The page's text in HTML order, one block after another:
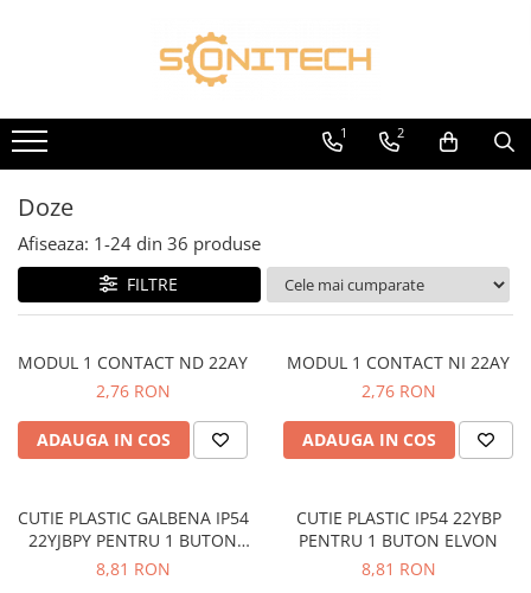
Toate Produsele
FOTOVOLTAICE
Acumulatori
ATS / Comutatoare Transfer
Cabluri
Componente electrice
Invertoare
Sisteme de montaj
Sisteme de prindere
Montaj
Busbar Șine Conexiuni
Cabluri și accesorii
1 2
Doze
Afiseaza: 1-24 din 36 produse
FILTRE
MODUL 1 CONTACT ND 22AY
2,76 RON
ADAUGA IN COS
MODUL 1 CONTACT NI 22AY
2,76 RON
ADAUGA IN COS
CUTIE PLASTIC GALBENA IP54
22YJBPY PENTRU 1 BUTON
ELVON
8,81 RON
CUTIE PLASTIC IP54 22YBP
PENTRU 1 BUTON ELVON
8,81 RON